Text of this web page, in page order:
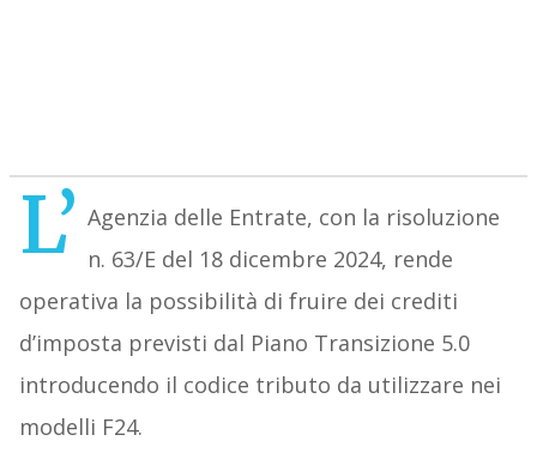
L’ Agenzia delle Entrate, con la risoluzione
n. 63/E del 18 dicembre 2024, rende
operativa la possibilità di fruire dei crediti
d’imposta previsti dal Piano Transizione 5.0
introducendo il codice tributo da utilizzare nei
modelli F24.